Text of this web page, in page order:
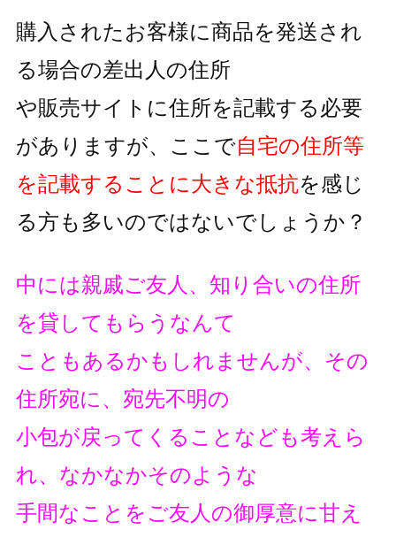
購入されたお客様に商品を発送され
る場合の差出人の住所
や販売サイトに住所を記載する必要
がありますが、 ここで自宅の住所等
を記載することに大きな抵抗を感じ
る方も多いのではないでしょうか？
中には親戚ご友人、知り合いの住所
を貸してもらうなんて
こともあるかもしれませんが、その
住所宛に、宛先不明の
小包が戻ってくることなども考えら
れ、なかなかそのような
手間なことをご友人の御厚意に甘え